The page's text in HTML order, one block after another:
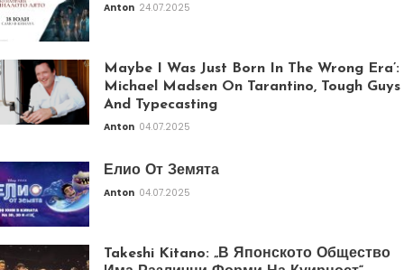
Anton 24.07.2025
Maybe I Was Just Born In The Wrong Era’:
Michael Madsen On Tarantino, Tough Guys
And Typecasting
Anton 04.07.2025
Елио От Земята
Anton 04.07.2025
Takeshi Kitano: „В Японското Общество